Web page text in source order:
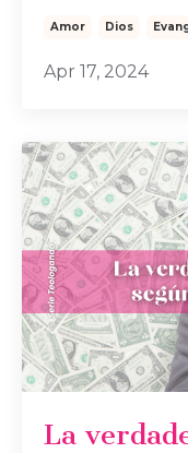
Amor Dios
Apr 17, 2024
La